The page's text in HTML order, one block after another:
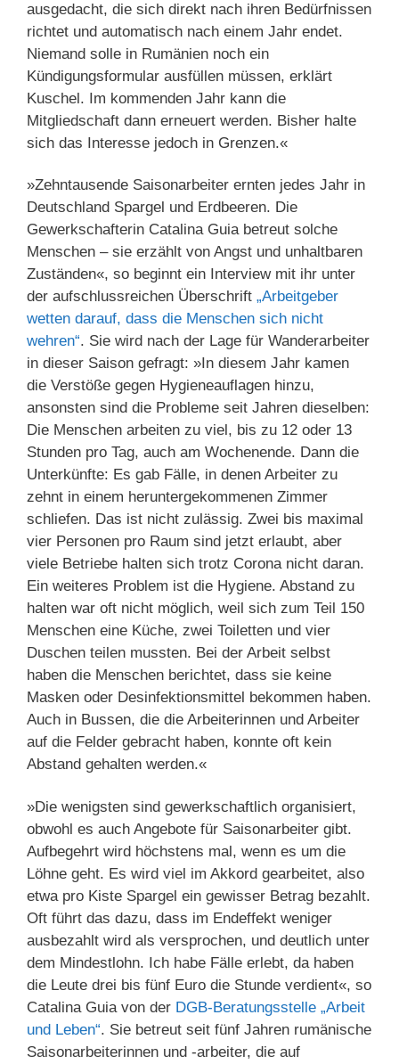
ausgedacht, die sich direkt nach ihren Bedürfnissen
richtet und automatisch nach einem Jahr endet.
Niemand solle in Rumänien noch ein
Kündigungsformular ausfüllen müssen, erklärt
Kuschel. Im kommenden Jahr kann die
Mitgliedschaft dann erneuert werden. Bisher halte
sich das Interesse jedoch in Grenzen.«
»Zehntausende Saisonarbeiter ernten jedes Jahr in
Deutschland Spargel und Erdbeeren. Die
Gewerkschafterin Catalina Guia betreut solche
Menschen – sie erzählt von Angst und unhaltbaren
Zuständen«, so beginnt ein Interview mit ihr unter
der aufschlussreichen Überschrift „Arbeitgeber
wetten darauf, dass die Menschen sich nicht
wehren“. Sie wird nach der Lage für Wanderarbeiter
in dieser Saison gefragt: »In diesem Jahr kamen
die Verstöße gegen Hygieneauflagen hinzu,
ansonsten sind die Probleme seit Jahren dieselben:
Die Menschen arbeiten zu viel, bis zu 12 oder 13
Stunden pro Tag, auch am Wochenende. Dann die
Unterkünfte: Es gab Fälle, in denen Arbeiter zu
zehnt in einem heruntergekommenen Zimmer
schliefen. Das ist nicht zulässig. Zwei bis maximal
vier Personen pro Raum sind jetzt erlaubt, aber
viele Betriebe halten sich trotz Corona nicht daran.
Ein weiteres Problem ist die Hygiene. Abstand zu
halten war oft nicht möglich, weil sich zum Teil 150
Menschen eine Küche, zwei Toiletten und vier
Duschen teilen mussten. Bei der Arbeit selbst
haben die Menschen berichtet, dass sie keine
Masken oder Desinfektionsmittel bekommen haben.
Auch in Bussen, die die Arbeiterinnen und Arbeiter
auf die Felder gebracht haben, konnte oft kein
Abstand gehalten werden.«
»Die wenigsten sind gewerkschaftlich organisiert,
obwohl es auch Angebote für Saisonarbeiter gibt.
Aufbegehrt wird höchstens mal, wenn es um die
Löhne geht. Es wird viel im Akkord gearbeitet, also
etwa pro Kiste Spargel ein gewisser Betrag bezahlt.
Oft führt das dazu, dass im Endeffekt weniger
ausbezahlt wird als versprochen, und deutlich unter
dem Mindestlohn. Ich habe Fälle erlebt, da haben
die Leute drei bis fünf Euro die Stunde verdient«, so
Catalina Guia von der DGB-Beratungsstelle „Arbeit
und Leben“. Sie betreut seit fünf Jahren rumänische
Saisonarbeiterinnen und -arbeiter, die auf